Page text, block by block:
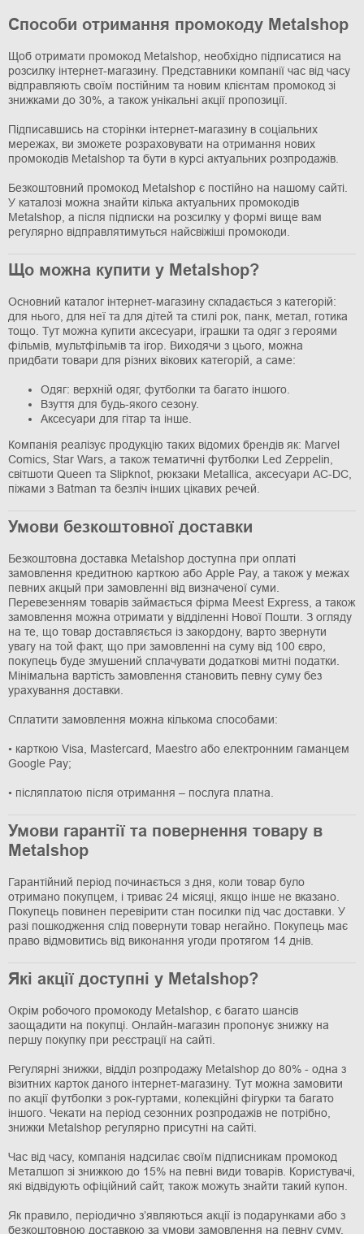
Способи отримання промокоду Metalshop
Щоб отримати промокод Metalshop, необхідно підписатися на
розсилку інтернет-магазину. Представники компанії час від часу
відправляють своїм постійним та новим клієнтам промокод зі
знижками до 30%, а також унікальні акції пропозиції.
Підписавшись на сторінки інтернет-магазину в соціальних
мережах, ви зможете розраховувати на отримання нових
промокодів Metalshop та бути в курсі актуальних розпродажів.
Безкоштовний промокод Metalshop є постійно на нашому сайті.
У каталозі можна знайти кілька актуальних промокодів
Metalshop, а після підписки на розсилку у формі вище вам
регулярно відправлятимуться найсвіжіші промокоди.
Що можна купити у Metalshop?
Основний каталог інтернет-магазину складається з категорій:
для нього, для неї та для дітей та стилі рок, панк, метал, готика
тощо. Тут можна купити аксесуари, іграшки та одяг з героями
фільмів, мультфільмів та ігор. Виходячи з цього, можна
придбати товари для різних вікових категорій, а саме:
Одяг: верхній одяг, футболки та багато іншого.
Взуття для будь-якого сезону.
Аксесуари для гітар та інше.
Компанія реалізує продукцію таких відомих брендів як: Marvel
Comics, Star Wars, а також тематичні футболки Led Zeppelin,
світшоти Queen та Slipknot, рюкзаки Metallica, аксесуари AC-DC,
піжами з Batman та безліч інших цікавих речей.
Умови безкоштовної доставки
Безкоштовна доставка Metalshop доступна при оплаті
замовлення кредитною карткою або Apple Pay, а також у межах
певних акцый при замовленні від визначеної суми.
Перевезенням товарів займається фірма Meest Express, а також
замовлення можна отримати у відділенні Нової Пошти. З огляду
на те, що товар доставляється із закордону, варто звернути
увагу на той факт, що при замовленні на суму від 100 євро,
покупець буде змушений сплачувати додаткові митні податки.
Мінімальна вартість замовлення становить певну суму без
урахування доставки.
Сплатити замовлення можна кількома способами:
• карткою Visa, Mastercard, Maestro або електронним гаманцем
Google Pay;
• післяплатою після отримання – послуга платна.
Умови гарантії та повернення товару в
Metalshop
Гарантійний період починається з дня, коли товар було
отримано покупцем, і триває 24 місяці, якщо інше не вказано.
Покупець повинен перевірити стан посилки під час доставки. У
разі пошкодження слід повернути товар негайно. Покупець має
право відмовитись від виконання угоди протягом 14 днів.
Які акції доступні у Metalshop?
Окрім робочого промокоду Metalshop, є багато шансів
заощадити на покупці. Онлайн-магазин пропонує знижку на
першу покупку при реєстрації на сайті.
Регулярні знижки, відділ розпродажу Metalshop до 80% - одна з
візитних карток даного інтернет-магазину. Тут можна замовити
по акції футболки з рок-гуртами, колекційні фігурки та багато
іншого. Чекати на період сезонних розпродажів не потрібно,
знижки Metalshop регулярно присутні на сайті.
Час від часу, компанія надсилає своїм підписникам промокод
Металшоп зі знижкою до 15% на певні види товарів. Користувачі,
які відвідують офіційний сайт, також можуть знайти такий купон.
Як правило, періодично з’являються акції із подарунками або з
безкоштовною доставкою за умови замовлення на певну суму.